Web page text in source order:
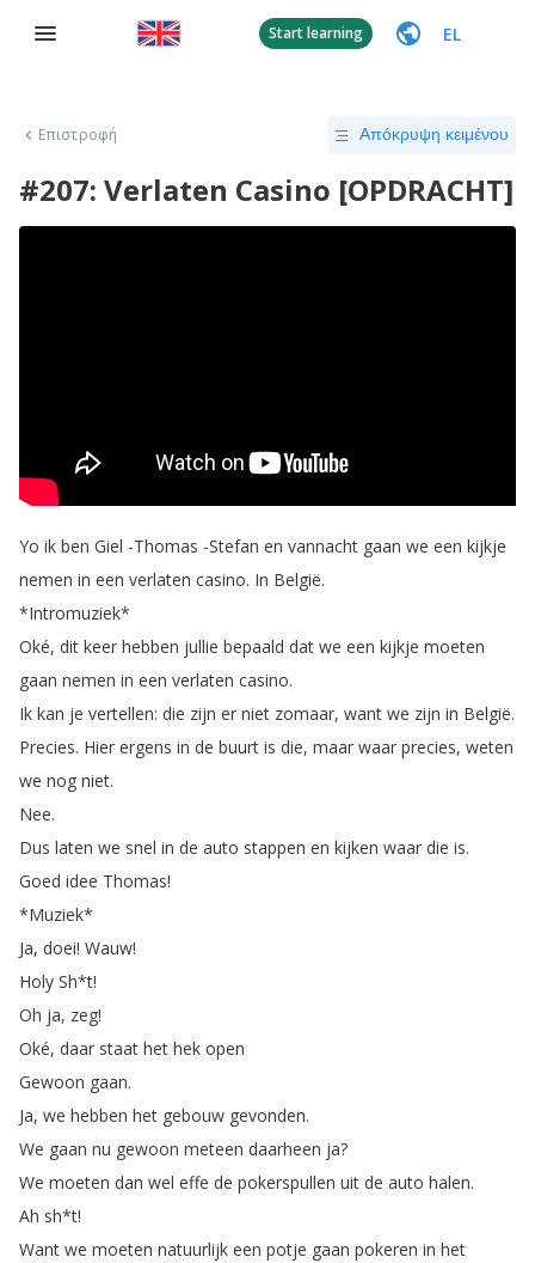
Start learning EL
Επιστροφή Απόκρυψη κειμένου
#207: Verlaten Casino [OPDRACHT]
Yo ik ben Giel -Thomas -Stefan en vannacht gaan we een kijkje
nemen in een verlaten casino. In België.
*Intromuziek*
Oké, dit keer hebben jullie bepaald dat we een kijkje moeten
gaan nemen in een verlaten casino.
Ik kan je vertellen: die zijn er niet zomaar, want we zijn in België.
Precies. Hier ergens in de buurt is die, maar waar precies, weten
we nog niet.
Nee.
Dus laten we snel in de auto stappen en kijken waar die is.
Goed idee Thomas!
*Muziek*
Ja, doei! Wauw!
Holy Sh*t!
Oh ja, zeg!
Oké, daar staat het hek open
Gewoon gaan.
Ja, we hebben het gebouw gevonden.
We gaan nu gewoon meteen daarheen ja?
We moeten dan wel effe de pokerspullen uit de auto halen.
Ah sh*t!
Want we moeten natuurlijk een potje gaan pokeren in het